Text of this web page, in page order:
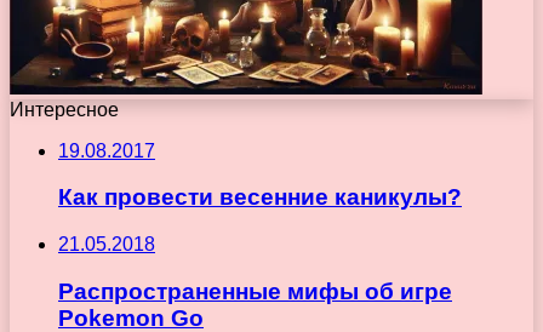
Интересное
19.08.2017
Как провести весенние каникулы?
21.05.2018
Распространенные мифы об игре
Pokemon Go